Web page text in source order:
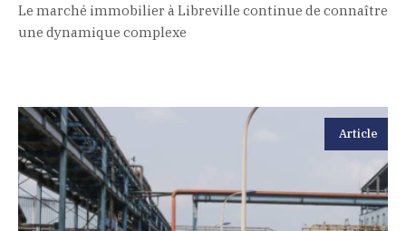
Le marché immobilier à Libreville continue de connaître
une dynamique complexe
Article